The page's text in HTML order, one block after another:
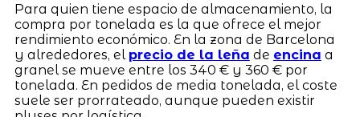
Para quien tiene espacio de almacenamiento, la
compra por tonelada es la que ofrece el mejor
rendimiento económico. En la zona de Barcelona
y alrededores, el precio de la leña de encina a
granel se mueve entre los 340 € y 360 € por
tonelada. En pedidos de media tonelada, el coste
suele ser prorrateado, aunque pueden existir